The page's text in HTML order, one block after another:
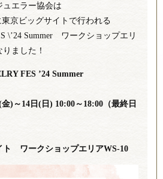
ュエラー協会は
東京ビッグサイトで行われる
\’24 Summer ワークショップエリ
ました！
FES ’24 Summer
)～14日(日) 10:00～18:00（最終日
ト ワークショップエリアWS-10